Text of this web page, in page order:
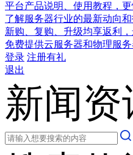
平台产品说明、使用教程，
了解服务器行业的最新动向
新购、复购、升级均享返利，
免费提供云服务器和物理服
登录 注册有礼
退出
新闻资